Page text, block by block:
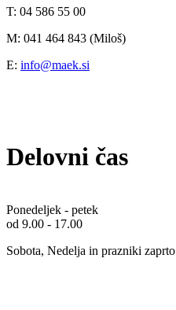
T: 04 586 55 00
M: 041 464 843 (Miloš)
E: info@maek.si
Delovni čas
Ponedeljek - petek
od 9.00 - 17.00
Sobota, Nedelja in prazniki zaprto